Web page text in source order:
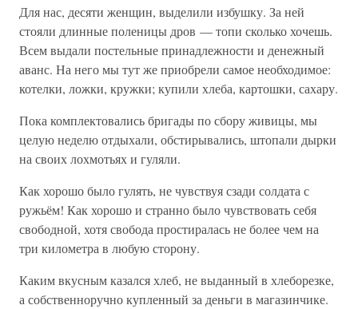
Для нас, десяти женщин, выделили избушку. За ней
стояли длинные поленицы дров — топи сколько хочешь.
Всем выдали постельные принадлежности и денежный
аванс. На него мы тут же приобрели самое необходимое:
котелки, ложки, кружки; купили хлеба, картошки, сахару.
Пока комплектовались бригады по сбору живицы, мы
целую неделю отдыхали, обстирывались, штопали дырки
на своих лохмотьях и гуляли.
Как хорошо было гулять, не чувствуя сзади солдата с
ружьём! Как хорошо и странно было чувствовать себя
свободной, хотя свобода простиралась не более чем на
три километра в любую сторону.
Каким вкусным казался хлеб, не выданный в хлеборезке,
а собственноручно купленный за деньги в магазинчике.